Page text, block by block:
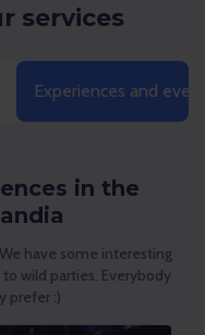
services
Experiences and
in the
have some interesting
wild parties. Everybody
prefer :)